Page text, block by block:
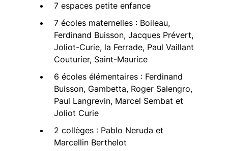
7 espaces petite enfance
7 écoles maternelles : Boileau,
Ferdinand Buisson, Jacques Prévert,
Joliot-Curie, la Ferrade, Paul Vaillant
Couturier, Saint-Maurice
6 écoles élémentaires : Ferdinand
Buisson, Gambetta, Roger Salengro,
Paul Langrevin, Marcel Sembat et
Joliot Curie
2 collèges : Pablo Neruda et
Marcellin Berthelot